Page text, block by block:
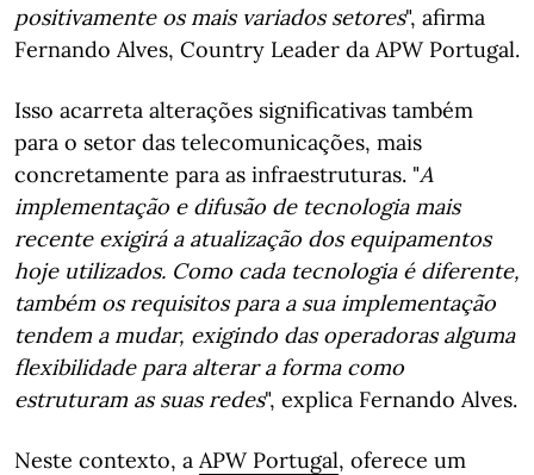
positivamente os mais variados setores", afirma
Fernando Alves, Country Leader da APW Portugal.
Isso acarreta alterações significativas também
para o setor das telecomunicações, mais
concretamente para as infraestruturas. "A
implementação e difusão de tecnologia mais
recente exigirá a atualização dos equipamentos
hoje utilizados. Como cada tecnologia é diferente,
também os requisitos para a sua implementação
tendem a mudar, exigindo das operadoras alguma
flexibilidade para alterar a forma como
estruturam as suas redes", explica Fernando Alves.
Neste contexto, a APW Portugal, oferece um